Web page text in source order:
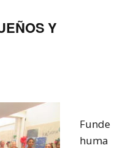
Y
Funde
huma